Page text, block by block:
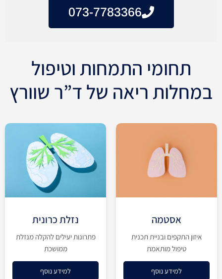
073-7783366
תחומי התמחות וטיפול
במחלות ריאה של ד”ר שוורץ
אסטמה
איזון התקפים ובניית תכנית
טיפול מותאמת
למידע נוסף
נזלת כרונית
פתרונות יעילים להקלה מנזלת
ממושכת
למידע נוסף